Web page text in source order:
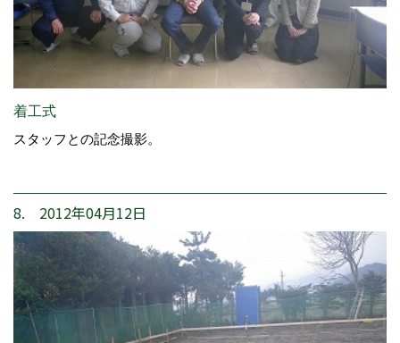
着工式
スタッフとの記念撮影。
8. 2012年04月12日